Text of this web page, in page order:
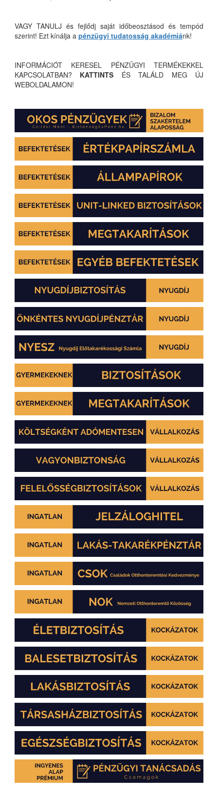
VAGY TANULJ és fejlődj saját időbeosztásod és tempód
szerint! Ezt kínálja a pénzügyi tudatosság akadémiánk!
INFORMÁCIÓT KERESEL PÉNZÜGYI TERMÉKEKKEL
KAPCSOLATBAN? KATTINTS ÉS TALÁLD MEG ÚJ
WEBOLDALAMON!